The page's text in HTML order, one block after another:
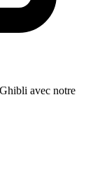
avec notre